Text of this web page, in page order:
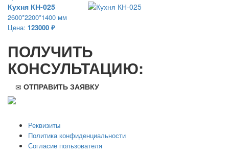
Кухня КН-025
2600*2200*1400 мм
Цена: 123000 ₽
ПОЛУЧИТЬ
КОНСУЛЬТАЦИЮ:
ОТПРАВИТЬ ЗАЯВКУ
Реквизиты
Политика конфиденциальности
Согласие пользователя